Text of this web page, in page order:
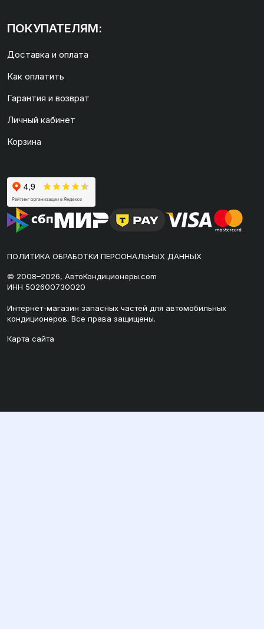
ПОКУПАТЕЛЯМ:
Доставка и оплата
Как оплатить
Гарантия и возврат
Личный кабинет
Корзина
ПОЛИТИКА ОБРАБОТКИ ПЕРСОНАЛЬНЫХ ДАННЫХ
© 2008–2026, АвтоКондиционеры.com
ИНН 502600730020
Интернет-магазин запасных частей для автомобильных
кондиционеров. Все права защищены.
Карта сайта